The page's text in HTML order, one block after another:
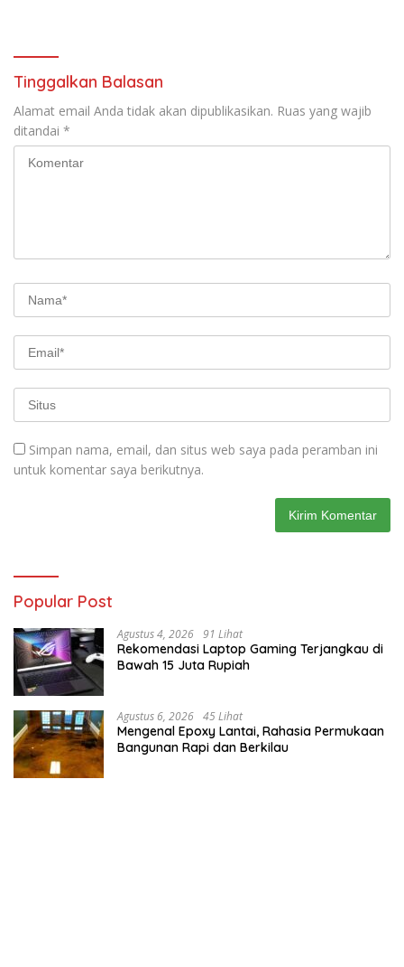
Tinggalkan Balasan
Alamat email Anda tidak akan dipublikasikan. Ruas yang wajib
ditandai *
Simpan nama, email, dan situs web saya pada peramban ini
untuk komentar saya berikutnya.
Popular Post
Agustus 4, 2026 91 Lihat
Rekomendasi Laptop Gaming Terjangkau di
Bawah 15 Juta Rupiah
Agustus 6, 2026 45 Lihat
Mengenal Epoxy Lantai, Rahasia Permukaan
Bangunan Rapi dan Berkilau